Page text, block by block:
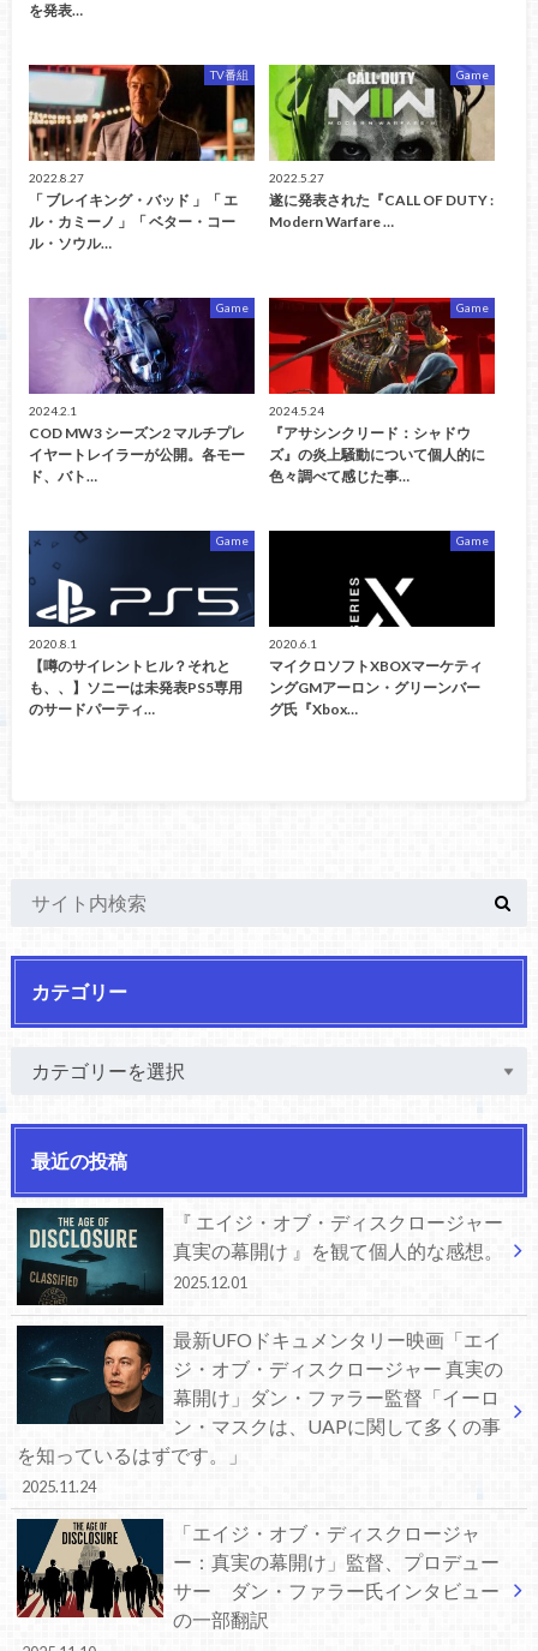
を発表…
TV番組
2022.8.27
「 ブレイキング・バッド 」「 エ
ル・カミーノ 」「 ベター・コー
ル・ソウル…
Game
2022.5.27
遂に発表された『CALL OF DUTY :
Modern Warfare …
Game
2024.2.1
COD MW3 シーズン2 マルチプレ
イヤートレイラーが公開。各モー
ド、バト…
Game
2024.5.24
『アサシンクリード：シャドウ
ズ』の炎上騒動について個人的に
色々調べて感じた事…
Game
2020.8.1
【噂のサイレントヒル？それと
も、、】ソニーは未発表PS5専用
のサードパーティ…
Game
2020.6.1
マイクロソフトXBOXマーケティ
ングGMアーロン・グリーンバー
グ氏『Xbox…
カテゴリー
最近の投稿
『 エイジ・オブ・ディスクロージャー
真実の幕開け 』を観て個人的な感想。
2025.12.01
最新UFOドキュメンタリー映画「エイ
ジ・オブ・ディスクロージャー 真実の
幕開け」ダン・ファラー監督「イーロ
ン・マスクは、UAPに関して多くの事
を知っているはずです。」
2025.11.24
「エイジ・オブ・ディスクロージャ
ー：真実の幕開け」監督、プロデュー
サー ダン・ファラー氏インタビュー
の一部翻訳